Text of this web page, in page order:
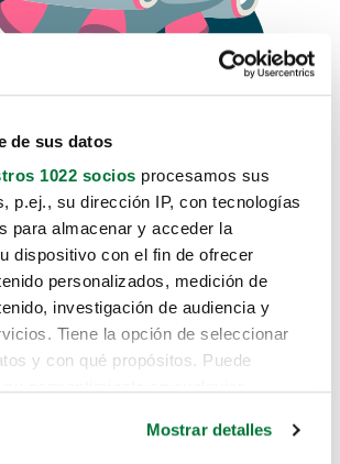
de sus datos
1022 socios procesamos sus
p.ej., su dirección IP, con tecnologías
para almacenar y acceder la
dispositivo con el fin de ofrecer
personalizados, medición de
investigación de audiencia y
Tiene la opción de seleccionar
y con qué propósitos. Puede
Mostrar detalles
no sabemos como
traido hasta aquí.
el coche que estás
de estos enlaces: